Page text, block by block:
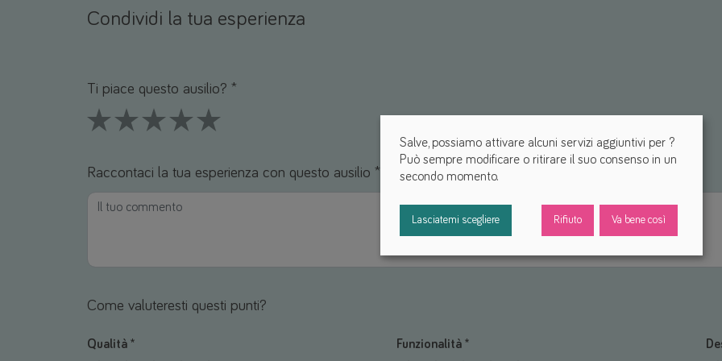
Condividi la tua esperienza
Ti piace questo ausilio? *
Raccontaci la tua esperienza con questo ausilio *
Come valuteresti questi punti?
Qualità * Funzionalità *
Salve, possiamo attivare alcuni servizi aggiuntivi per ?
Può sempre modificare o ritirare il suo consenso in un
secondo momento.
Lasciatemi scegliere Rifiuto Va bene così